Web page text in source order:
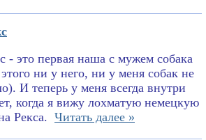
- это первая наша с мужем собака
ни у него, ни у меня собак не
И теперь у меня всегда внутри
когда я вижу лохматую немецкую
Рекса. Читать далее »